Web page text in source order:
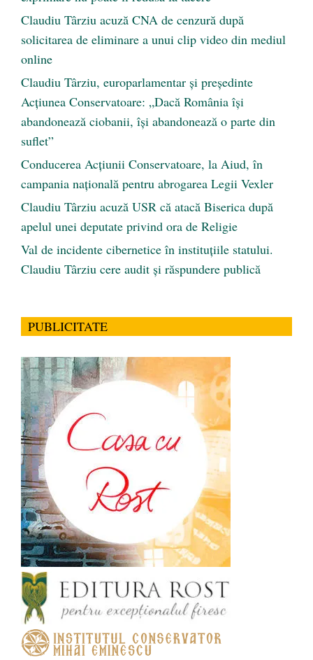
Claudiu Târziu acuză CNA de cenzură după
solicitarea de eliminare a unui clip video din mediul
online
Claudiu Târziu, europarlamentar și președinte
Acțiunea Conservatoare: „Dacă România își
abandonează ciobanii, își abandonează o parte din
suflet”
Conducerea Acțiunii Conservatoare, la Aiud, în
campania națională pentru abrogarea Legii Vexler
Claudiu Târziu acuză USR că atacă Biserica după
apelul unei deputate privind ora de Religie
Val de incidente cibernetice în instituțiile statului.
Claudiu Târziu cere audit și răspundere publică
PUBLICITATE